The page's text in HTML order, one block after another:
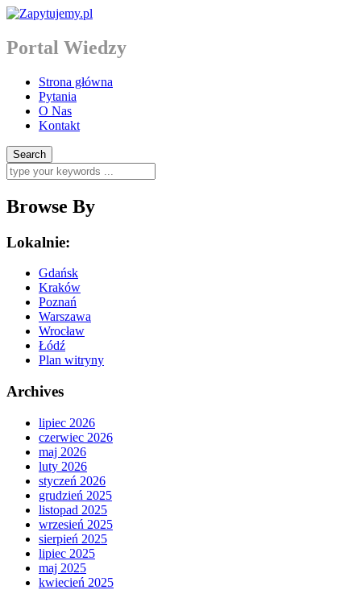
Portal Wiedzy
Strona główna
Pytania
O Nas
Kontakt
Browse By
Lokalnie:
Gdańsk
Kraków
Poznań
Warszawa
Wrocław
Łódź
Plan witryny
Archives
lipiec 2026
czerwiec 2026
maj 2026
luty 2026
styczeń 2026
grudzień 2025
listopad 2025
wrzesień 2025
sierpień 2025
lipiec 2025
maj 2025
kwiecień 2025